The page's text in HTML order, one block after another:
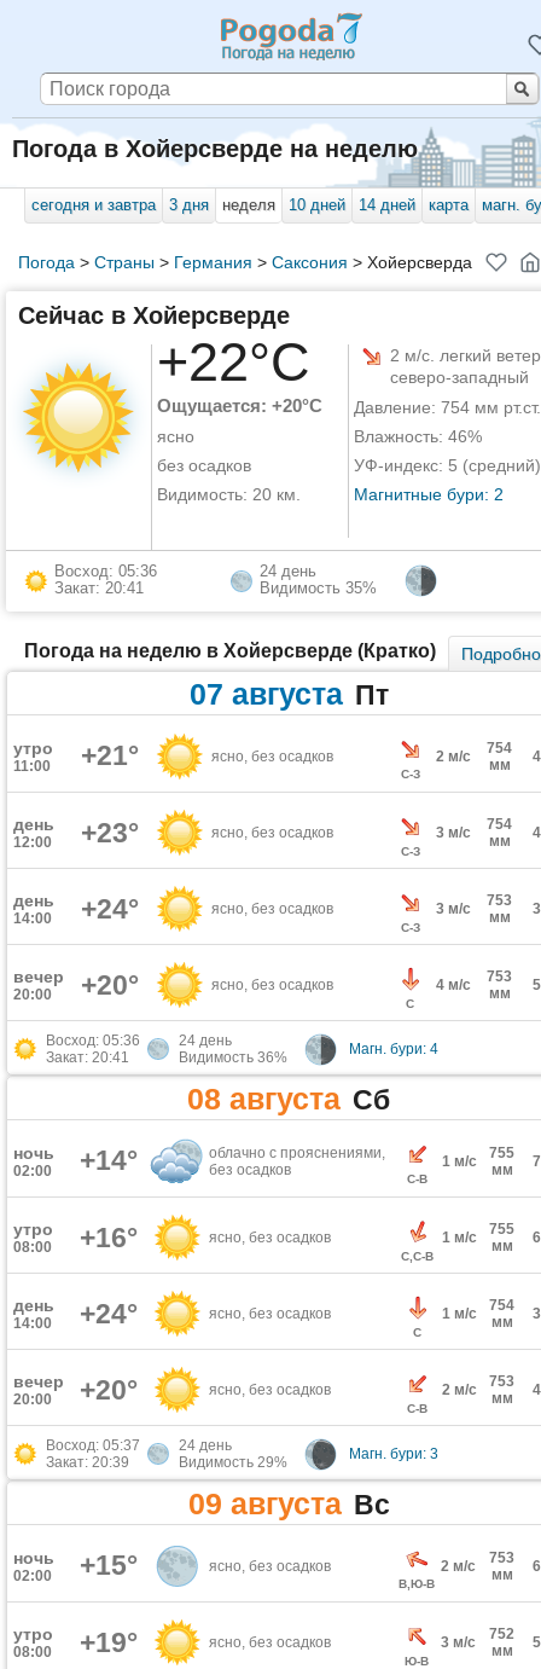
Погода в Хойерсверде на неделю
сегодня и завтра 3 дня неделя 10 дней 14 дней карта магн.
Погода > Страны> Германия > Саксония > Хойерсверда
Сейчас в Хойерсверде
+22°C
Ощущается: +20°C
ясно
без осадков
Видимость: 20 км.
2 м/с. легкий
северо-западный
Давление: 754 мм рт.ст.
Влажность: 46%
УФ-индекс: 5 (средний)
Магнитные бури: 2
Восход: 05:36
Закат: 20:41
24 день
Видимость 35%
Погода на неделю в Хойерсверде (Кратко) Подробно
07 августа Пт
утро
11:00 +21° ясно, без осадков
С-З
2 м/с
754
мм
день
12:00 +23° ясно, без осадков
С-З
3 м/с
754
мм
день
14:00 +24° ясно, без осадков
С-З
3 м/с
753
мм
вечер
20:00 +20° ясно, без осадков
С
4 м/с
753
мм
Восход: 05:36
Закат: 20:41
24 день
Видимость 36%
Магн. бури: 4
08 августа Сб
ночь
02:00 +14°
облачно с прояснениями,
без осадков
С-В
1 м/с
755
мм
утро
08:00 +16° ясно, без осадков
С,С-В
1 м/с
755
мм
день
14:00 +24° ясно, без осадков
С
1 м/с
754
мм
вечер
20:00 +20° ясно, без осадков
С-В
2 м/с
753
мм
Восход: 05:37
Закат: 20:39
24 день
Видимость 29%
Магн. бури: 3
09 августа Вс
ночь
02:00 +15° ясно, без осадков
В,Ю-В
2 м/с
753
мм
утро
08:00 +19° ясно, без осадков
Ю-В
3 м/с
752
мм